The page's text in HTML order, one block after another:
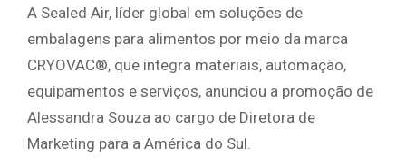
A Sealed Air, líder global em soluções de
embalagens para alimentos por meio da marca
CRYOVAC®, que integra materiais, automação,
equipamentos e serviços, anunciou a promoção de
Alessandra Souza ao cargo de Diretora de
Marketing para a América do Sul.